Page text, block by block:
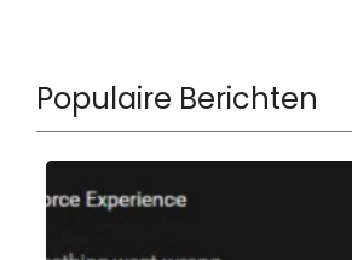
Populaire Berichten